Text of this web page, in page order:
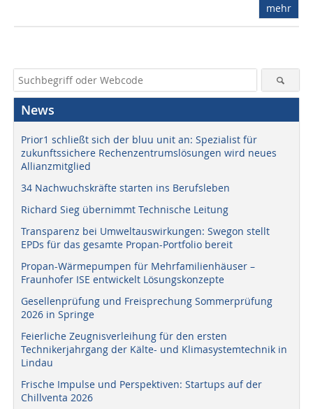
mehr
News
Prior1 schließt sich der bluu unit an: Spezialist für
zukunftssichere Rechenzentrumslösungen wird neues
Allianzmitglied
34 Nachwuchskräfte starten ins Berufsleben
Richard Sieg übernimmt Technische Leitung
Transparenz bei Umweltauswirkungen: Swegon stellt
EPDs für das gesamte Propan-Portfolio bereit
Propan-Wärmepumpen für Mehrfamilienhäuser –
Fraunhofer ISE entwickelt Lösungskonzepte
Gesellenprüfung und Freisprechung Sommerprüfung
2026 in Springe
Feierliche Zeugnisverleihung für den ersten
Technikerjahrgang der Kälte- und Klimasystemtechnik in
Lindau
Frische Impulse und Perspektiven: Startups auf der
Chillventa 2026